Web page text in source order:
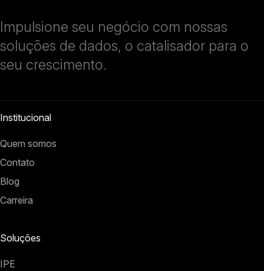
Impulsione seu negócio com nossas
soluções de dados, o catalisador para o
seu crescimento.
Institucional
Quem somos
Contato
Blog
Carreira
Soluções
IPE